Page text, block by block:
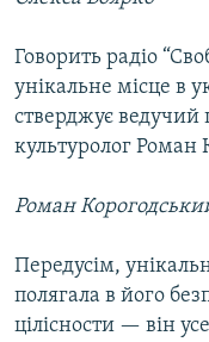
Говорить радіо
унікальне місце в
стверджує
культуролог Роман
Роман
Передусім,
полягала в його
цілісности — він